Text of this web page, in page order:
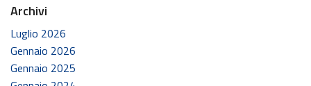
Archivi
Luglio 2026
Gennaio 2026
Gennaio 2025